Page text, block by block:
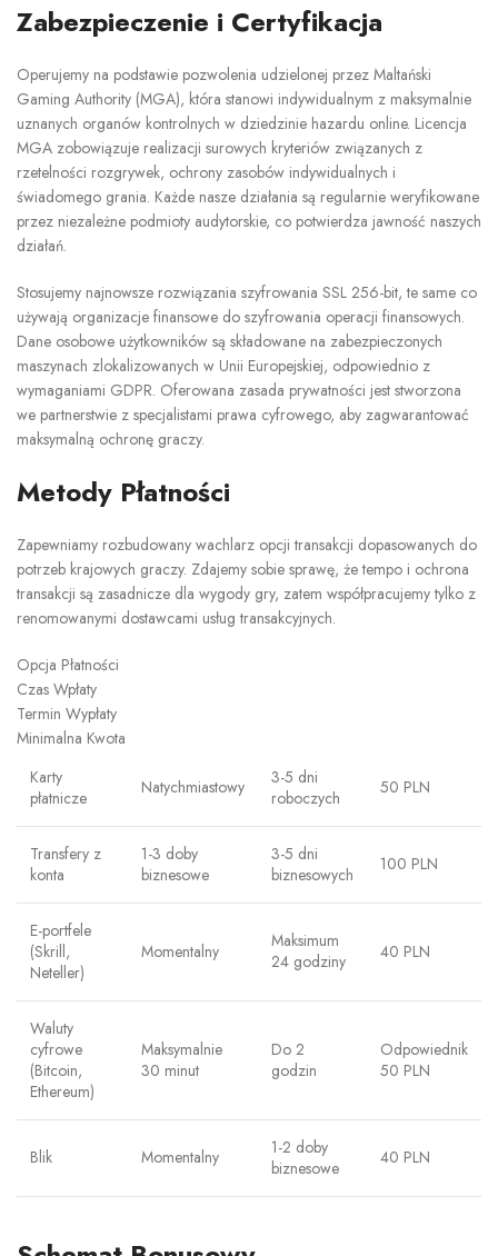
Zabezpieczenie i Certyfikacja
Operujemy na podstawie pozwolenia udzielonej przez Maltański
Gaming Authority (MGA), która stanowi indywidualnym z maksymalnie
uznanych organów kontrolnych w dziedzinie hazardu online. Licencja
MGA zobowiązuje realizacji surowych kryteriów związanych z
rzetelności rozgrywek, ochrony zasobów indywidualnych i
świadomego grania. Każde nasze działania są regularnie weryfikowane
przez niezależne podmioty audytorskie, co potwierdza jawność naszych
działań.
Stosujemy najnowsze rozwiązania szyfrowania SSL 256-bit, te same co
używają organizacje finansowe do szyfrowania operacji finansowych.
Dane osobowe użytkowników są składowane na zabezpieczonych
maszynach zlokalizowanych w Unii Europejskiej, odpowiednio z
wymaganiami GDPR. Oferowana zasada prywatności jest stworzona
we partnerstwie z specjalistami prawa cyfrowego, aby zagwarantować
maksymalną ochronę graczy.
Metody Płatności
Zapewniamy rozbudowany wachlarz opcji transakcji dopasowanych do
potrzeb krajowych graczy. Zdajemy sobie sprawę, że tempo i ochrona
transakcji są zasadnicze dla wygody gry, zatem współpracujemy tylko z
renomowanymi dostawcami usług transakcyjnych.
Opcja Płatności
Czas Wpłaty
Termin Wypłaty
Minimalna Kwota
Karty
płatnicze
Natychmiastowy
3-5 dni
roboczych
50 PLN
Transfery z
konta
1-3 doby
biznesowe
3-5 dni
biznesowych
100 PLN
E-portfele
(Skrill,
Neteller)
Momentalny
Maksimum
24 godziny
40 PLN
Waluty
cyfrowe
(Bitcoin,
Ethereum)
Maksymalnie
30 minut
Do 2
godzin
Odpowiednik
50 PLN
Blik Momentalny
1-2 doby
biznesowe
40 PLN